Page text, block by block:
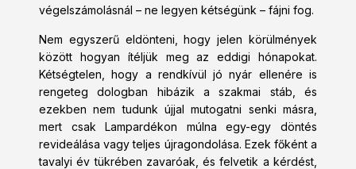
végelszámolásnál – ne legyen kétségünk – fájni fog.
Nem egyszerű eldönteni, hogy jelen körülmények
között hogyan ítéljük meg az eddigi hónapokat.
Kétségtelen, hogy a rendkívül jó nyár ellenére is
rengeteg dologban hibázik a szakmai stáb, és
ezekben nem tudunk újjal mutogatni senki másra,
mert csak Lampardékon múlna egy-egy döntés
revideálása vagy teljes újragondolása. Ezek főként a
tavalyi év tükrében zavaróak, és felvetik a kérdést,